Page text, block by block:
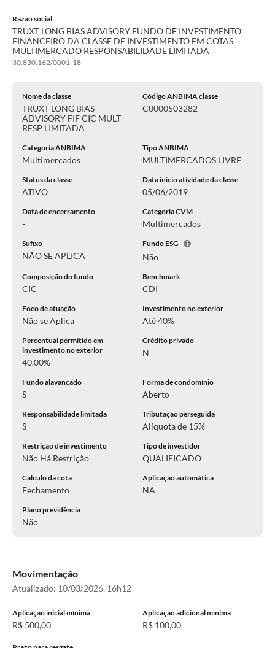
Razão social
TRUXT LONG BIAS ADVISORY FUNDO DE INVESTIMENTO
FINANCEIRO DA CLASSE DE INVESTIMENTO EM COTAS
MULTIMERCADO RESPONSABILIDADE LIMITADA
30.830.162/0001-18
Nome da classe
TRUXT LONG BIAS
ADVISORY FIF CIC MULT
RESP LIMITADA
Código ANBIMA classe
C0000503282
Categoria ANBIMA
Multimercados
Tipo ANBIMA
MULTIMERCADOS LIVRE
Status da classe
ATIVO
Data inicio atividade da classe
05/06/2019
Data de encerramento
-
Categoria CVM
Multimercados
Sufixo
NÃO SE APLICA
Fundo ESG
Não
Composição do fundo
CIC
Benchmark
CDI
Foco de atuação
Não se Aplica
Investimento no exterior
Até 40%
Percentual permitido em
investimento no exterior
40.00%
Crédito privado
N
Fundo alavancado
S
Forma de condomínio
Aberto
Responsabilidade limitada
S
Tributação perseguida
Alíquota de 15%
Restrição de investimento
Não Há Restrição
Tipo de investidor
QUALIFICADO
Cálculo da cota
Fechamento
Aplicação automática
NA
Plano previdência
Não
Movimentação
Atualizado: 10/03/2026, 16h12
Aplicação inicial mínima
R$ 500,00
Aplicação adicional mínima
R$ 100,00